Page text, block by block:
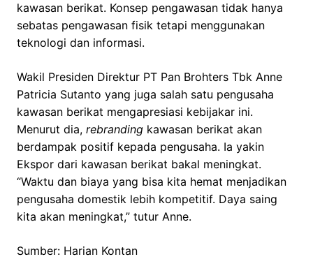
kawasan berikat. Konsep pengawasan tidak hanya
sebatas pengawasan fisik tetapi menggunakan
teknologi dan informasi.
Wakil Presiden Direktur PT Pan Brohters Tbk Anne
Patricia Sutanto yang juga salah satu pengusaha
kawasan berikat mengapresiasi kebijakar ini.
Menurut dia, rebranding kawasan berikat akan
berdampak positif kepada pengusaha. Ia yakin
Ekspor dari kawasan berikat bakal meningkat.
“Waktu dan biaya yang bisa kita hemat menjadikan
pengusaha domestik lebih kompetitif. Daya saing
kita akan meningkat,” tutur Anne.
Sumber: Harian Kontan